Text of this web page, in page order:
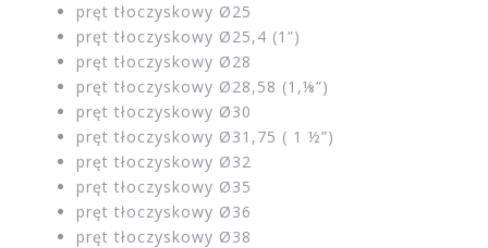
pręt tłoczyskowy Ø25
pręt tłoczyskowy Ø25,4 (1”)
pręt tłoczyskowy Ø28
pręt tłoczyskowy Ø28,58 (1,⅛”)
pręt tłoczyskowy Ø30
pręt tłoczyskowy Ø31,75 ( 1 ½”)
pręt tłoczyskowy Ø32
pręt tłoczyskowy Ø35
pręt tłoczyskowy Ø36
pręt tłoczyskowy Ø38